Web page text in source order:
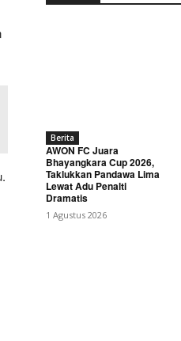
Berita
AWON FC Juara
Bhayangkara Cup 2026,
Taklukkan Pandawa Lima
Lewat Adu Penalti
Dramatis
1 Agustus 2026